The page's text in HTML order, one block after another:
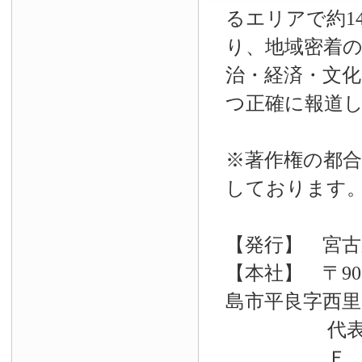
るエリアで約
り、地域密着
治・経済・文
つ正確に報道
※著作権の都
しております
【発行】 宮
【本社】 〒
島市平良字西
代表電話
Ｆ Ａ